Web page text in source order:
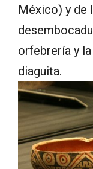
México) y de
orfebrería y
diaguita.